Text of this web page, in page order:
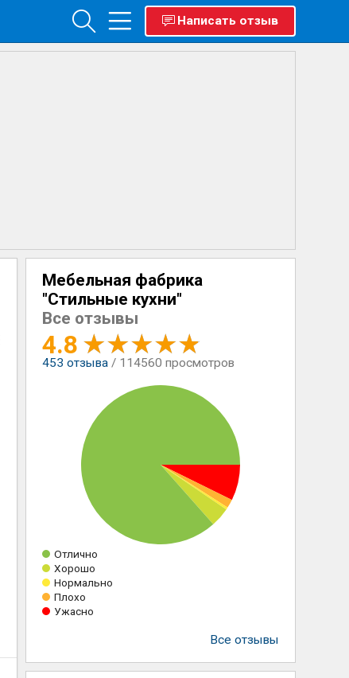
Написать отзыв
Мебельная фабрика
"Стильные кухни"
Все отзывы
4.8
453 отзыва / 114560 просмотров
Отлично
Хорошо
Нормально
Плохо
Ужасно
Все отзывы